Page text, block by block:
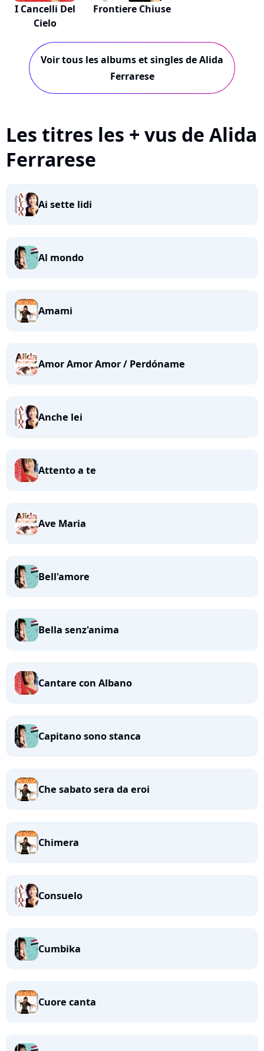
I Cancelli Del
Cielo
Frontiere Chiuse
Voir tous les albums et singles de Alida
Ferrarese
Les titres les + vus de Alida
Ferrarese
Ai sette lidi
Al mondo
Amami
Amor Amor Amor / Perdóname
Anche lei
Attento a te
Ave Maria
Bell'amore
Bella senz'anima
Cantare con Albano
Capitano sono stanca
Che sabato sera da eroi
Chimera
Consuelo
Cumbika
Cuore canta